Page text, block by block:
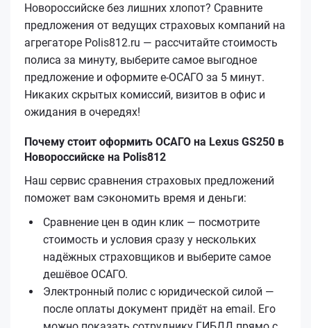
Новороссийске без лишних хлопот? Сравните
предложения от ведущих страховых компаний на
агрегаторе Polis812.ru — рассчитайте стоимость
полиса за минуту, выберите самое выгодное
предложение и оформите е‑ОСАГО за 5 минут.
Никаких скрытых комиссий, визитов в офис и
ожидания в очередях!
Почему стоит оформить ОСАГО на Lexus GS250 в
Новороссийске на Polis812
Наш сервис сравнения страховых предложений
поможет вам сэкономить время и деньги:
Сравнение цен в один клик — посмотрите
стоимость и условия сразу у нескольких
надёжных страховщиков и выберите самое
дешёвое ОСАГО.
Электронный полис с юридической силой —
после оплаты документ придёт на email. Его